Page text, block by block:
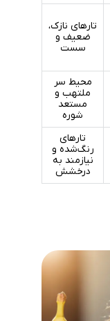
تارهای نازک،
ضعیف و
سست
محیط سر
ملتهب و
مستعد
شوره
تارهای
رنگ‌شده و
نیازمند به
درخشش